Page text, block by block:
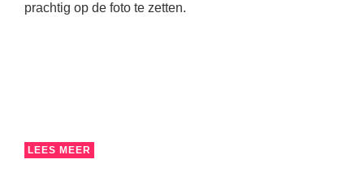
prachtig op de foto te zetten.
LEES MEER